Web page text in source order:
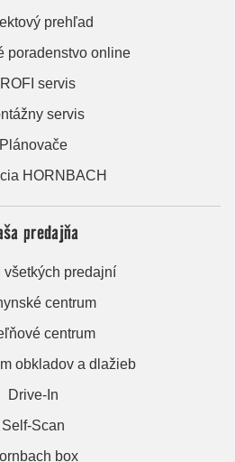
prehľad
poradenstvo online
servis
servis
Plánovače
HORNBACH
predajňa
všetkých predajní
centrum
centrum
obkladov a dlažieb
Drive-In
Self-Scan
box